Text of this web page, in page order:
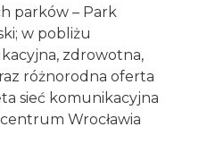
parków – Park
w pobliżu
zdrowotna,
różnorodna oferta
sieć komunikacyjna
Wrocławia